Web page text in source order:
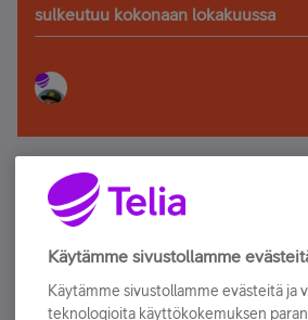
sulkeutuu kokonaan lokakuussa
Älä jää paitsi – osallistu ja
Tilaa Telian uutiskirje ja olet
sähköpostiisi.
Käytämme sivustollamme
Käytämme sivustollamme evästeitä ja
teknologioita käyttökokemuksen